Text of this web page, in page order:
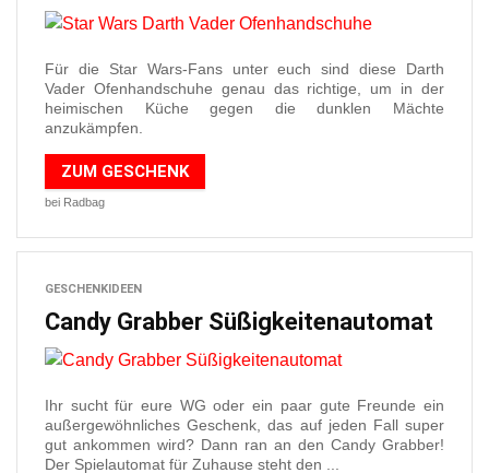
Für die Star Wars-Fans unter euch sind diese Darth
Vader Ofenhandschuhe genau das richtige, um in der
heimischen Küche gegen die dunklen Mächte
anzukämpfen.
ZUM GESCHENK
bei Radbag
GESCHENKIDEEN
Candy Grabber Süßigkeitenautomat
Ihr sucht für eure WG oder ein paar gute Freunde ein
außergewöhnliches Geschenk, das auf jeden Fall super
gut ankommen wird? Dann ran an den Candy Grabber!
Der Spielautomat für Zuhause steht den ...